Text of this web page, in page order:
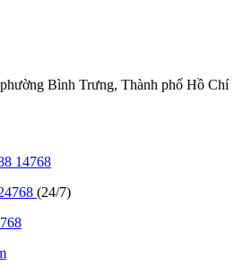
Bình Trưng, Thành phố Hồ Chí
14768
(24/7)